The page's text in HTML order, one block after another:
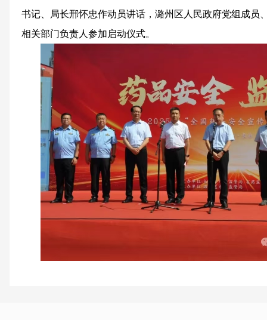
书记、局长邢怀忠作动员讲话，潞州区人民政府党组成员
相关部门负责人参加启动仪式。